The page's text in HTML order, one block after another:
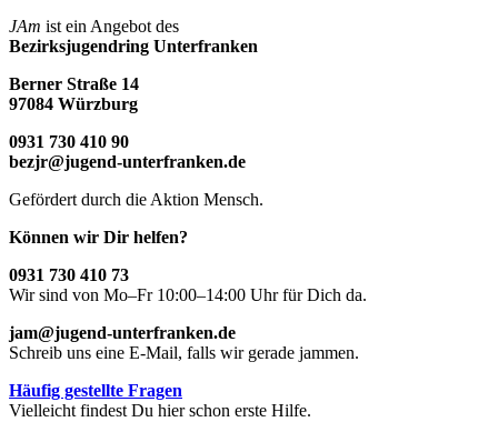
JAm ist ein Angebot des
Bezirksjugendring Unterfranken
Berner Straße 14
97084 Würzburg
0931 730 410 90
bezjr@jugend-unterfranken.de
Gefördert durch die Aktion Mensch.
Können wir Dir helfen?
0931 730 410 73
Wir sind von Mo–Fr 10:00–14:00 Uhr für Dich da.
jam@jugend-unterfranken.de
Schreib uns eine E-Mail, falls wir gerade jammen.
Häufig gestellte Fragen
Vielleicht findest Du hier schon erste Hilfe.